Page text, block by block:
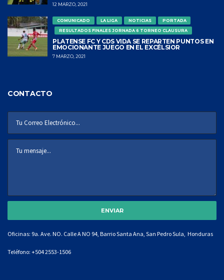
12 MARZO, 2021
COMUNICADO LA LIGA NOTICIAS
PORTADA
RESULTADOS FINALES JORNADA 6 TORNEO CLAUSURA
PLATENSE FC Y CDS VIDA SE REPARTEN PUNTOS EN
EMOCIONANTE JUEGO EN EL EXCÉLSIOR
7 MARZO, 2021
CONTACTO
Oficinas: 9a. Ave. NO. Calle A NO 94, Barrio Santa Ana, San Pedro Sula, Honduras
Teléfono: +504 2553-1506